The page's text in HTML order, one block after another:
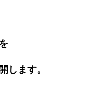
します。